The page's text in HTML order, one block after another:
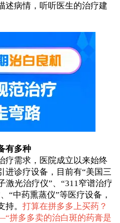
述病情，听听医生的治疗建
多种
需求，医院成立以来始终
进诊疗设备，目前有“美国三
激光治疗仪”、“311窄谱治疗
“中药熏蒸仪”等医疗设备，
。 打算在拼多多上买药？
拼多多卖的治白斑的药膏是